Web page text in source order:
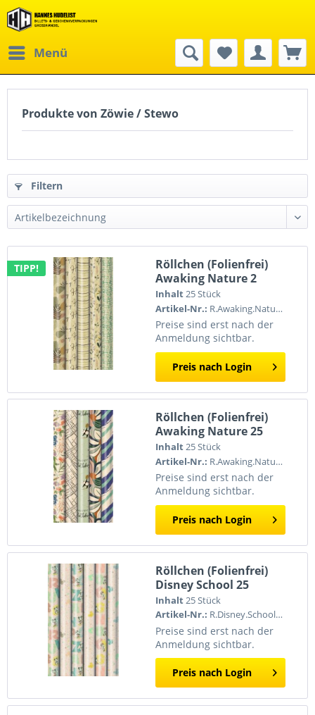
Menü
Produkte von Zöwie / Stewo
Filtern
TIPP!
Röllchen (Folienfrei)
Awaking Nature 2
Inhalt25 Stück
Artikel-Nr.: R.Awaking.Nature.2
Preise sind erst nach der
Anmeldung sichtbar.
Preis nach Login
Röllchen (Folienfrei)
Awaking Nature 25
Inhalt25 Stück
Artikel-Nr.: R.Awaking.Nature25
Preise sind erst nach der
Anmeldung sichtbar.
Preis nach Login
Röllchen (Folienfrei)
Disney School 25
Inhalt25 Stück
Artikel-Nr.: R.Disney.School25
Preise sind erst nach der
Anmeldung sichtbar.
Preis nach Login